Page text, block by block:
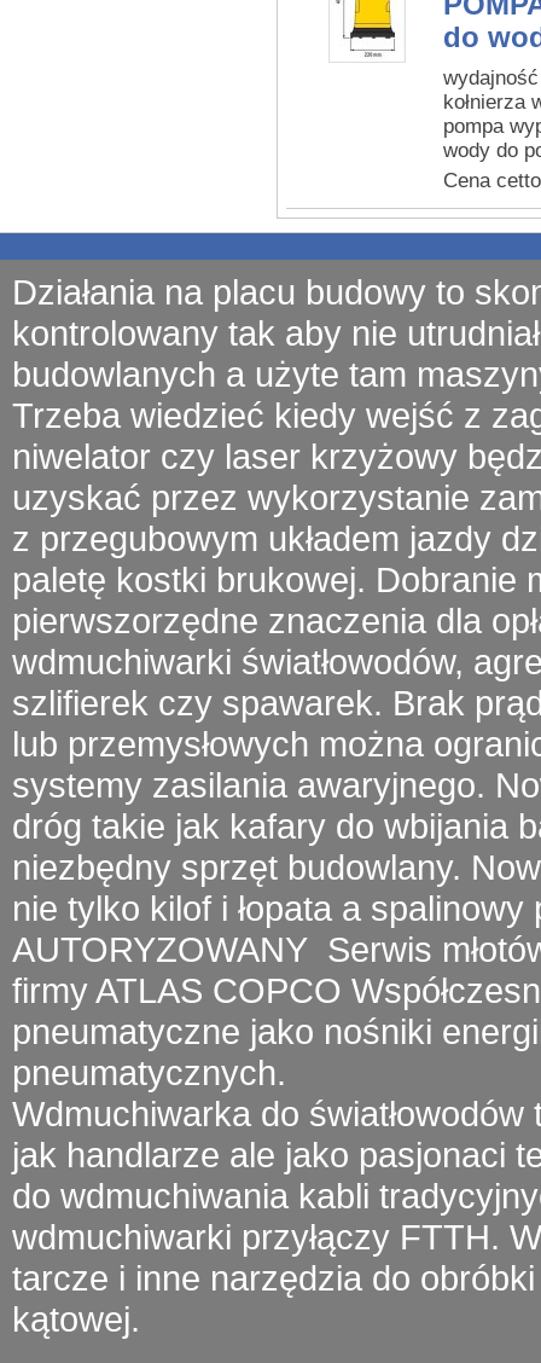
do
kołnierza
pompa
wody do
Cena
Działania na placu budowy to
kontrolowany tak aby nie
budowlanych a użyte tam
Trzeba wiedzieć kiedy wejść z
niwelator czy laser krzyżowy
uzyskać przez wykorzystanie
z przegubowym układem jazdy
paletę kostki brukowej. Dobranie
pierwszorzędne znaczenia dla
wdmuchiwarki światłowodów,
szlifierek czy spawarek. Brak
lub przemysłowych można
systemy zasilania awaryjnego.
dróg takie jak kafary do wbijania
niezbędny sprzęt budowlany.
nie tylko kilof i łopata a spalinowy
AUTORYZOWANY Serwis
firmyATLAS COPCO
pneumatyczne jako nośniki
pneumatycznych.
Wdmuchiwarka do światłowodów
jak handlarze ale jako pasjonaci
do wdmuchiwania kabli
wdmuchiwarki przyłączy FTTH.
tarcze i inne narzędzia do
kątowej.